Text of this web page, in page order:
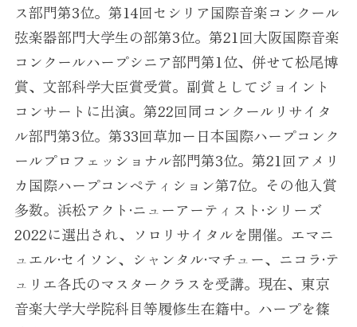
ス部門第3位。第14回セシリア国際音楽コンクール
弦楽器部門大学生の部第3位。第21回大阪国際音楽
コンクールハープシニア部門第1位、併せて松尾博
賞、文部科学大臣賞受賞。副賞としてジョイント
コンサートに出演。第22回同コンクールリサイタ
ル部門第3位。第33回草加ー日本国際ハープコンク
ールプロフェッショナル部門第3位。第21回アメリ
カ国際ハープコンペティション第7位。その他入賞
多数。浜松アクト·ニューアーティスト·シリーズ
2022に選出され、ソロリサイタルを開催。エマニ
ュエル·セイソン、シャンタル·マチュー、ニコラ·テ
ュリエ各氏のマスタークラスを受講。現在、東京
音楽大学大学院科目等履修生在籍中。ハープを篠